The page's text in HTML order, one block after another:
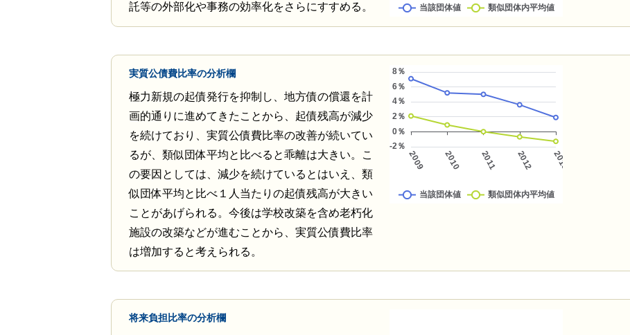
託等の外部化や事務の効率化をさらにすすめる。
実質公債費比率の分析欄
極力新規の起債発行を抑制し、地方債の償還を計
画的通りに進めてきたことから、起債残高が減少
を続けており、実質公債費比率の改善が続いてい
るが、類似団体平均と比べると乖離は大きい。こ
の要因としては、減少を続けているとはいえ、類
似団体平均と比べ１人当たりの起債残高が大きい
ことがあげられる。今後は学校改築を含め老朽化
施設の改築などが進むことから、実質公債費比率
は増加すると考えられる。
将来負担比率の分析欄